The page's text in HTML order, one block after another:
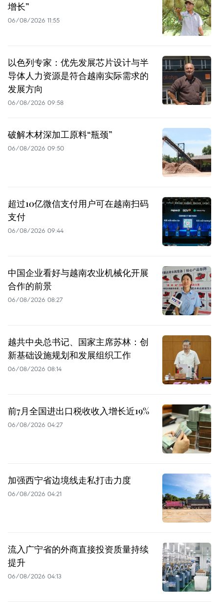
增长”
06/08/2026 11:55
以色列专家：优先发展芯片设计与半
导体人力资源是符合越南实际需求的
发展方向
06/08/2026 09:58
破解木材深加工原料“瓶颈”
06/08/2026 09:50
超过10亿微信支付用户可在越南扫码
支付
06/08/2026 09:44
中国企业看好与越南农业机械化开展
合作的前景
06/08/2026 08:27
越共中央总书记、国家主席苏林：创
新基础设施规划和发展组织工作
06/08/2026 08:14
前7月全国进出口税收收入增长近19%
06/08/2026 04:27
加强西宁省边境线走私打击力度
06/08/2026 04:21
流入广宁省的外商直接投资质量持续
提升
06/08/2026 04:13